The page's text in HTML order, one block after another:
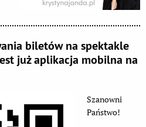
biletów na spektakle
już aplikacja mobilna na
Szanowni
Państwo!